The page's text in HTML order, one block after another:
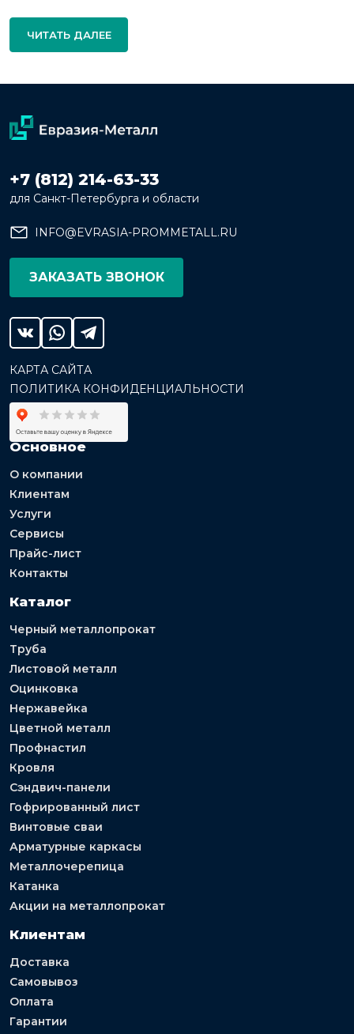
ЧИТАТЬ ДАЛЕЕ
+7 (812) 214-63-33
для Санкт-Петербурга и области
INFO@EVRASIA-PROMMETALL.RU
ЗАКАЗАТЬ ЗВОНОК
КАРТА САЙТА
ПОЛИТИКА КОНФИДЕНЦИАЛЬНОСТИ
Основное
О компании
Клиентам
Услуги
Сервисы
Прайс-лист
Контакты
Каталог
Черный металлопрокат
Труба
Листовой металл
Оцинковка
Нержавейка
Цветной металл
Профнастил
Кровля
Сэндвич-панели
Гофрированный лист
Винтовые сваи
Арматурные каркасы
Металлочерепица
Катанка
Акции на металлопрокат
Клиентам
Доставка
Самовывоз
Оплата
Гарантии